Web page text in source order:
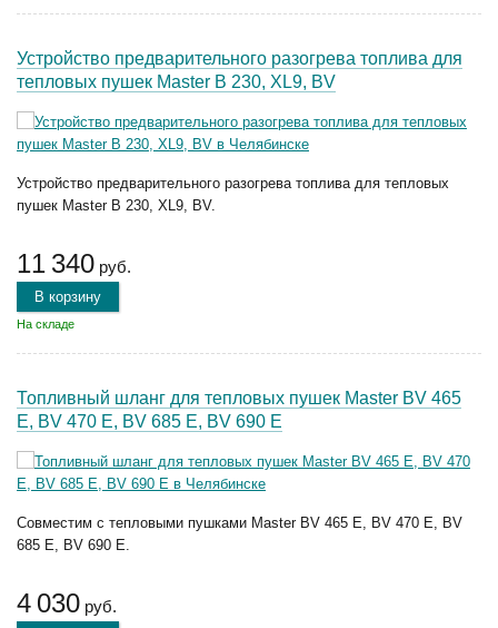
Устройство предварительного разогрева топлива для
тепловых пушек Master B 230, XL9, BV
Устройство предварительного разогрева топлива для тепловых
пушек Master B 230, XL9, BV.
11 340 руб.
В корзину
На складе
Топливный шланг для тепловых пушек Master BV 465
E, BV 470 E, BV 685 E, BV 690 E
Совместим с тепловыми пушками Master BV 465 E, BV 470 E, BV
685 E, BV 690 E.
4 030 руб.